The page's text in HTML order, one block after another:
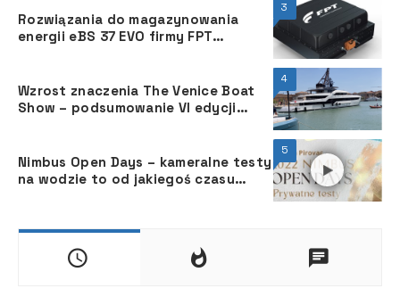
3
Rozwiązania do magazynowania
energii eBS 37 EVO firmy FPT
4
Wzrost znaczenia The Venice Boat
Show ­– podsumowanie VI edycji
5
Nimbus Open Days – kameralne testy
na wodzie to od jakiegoś czasu